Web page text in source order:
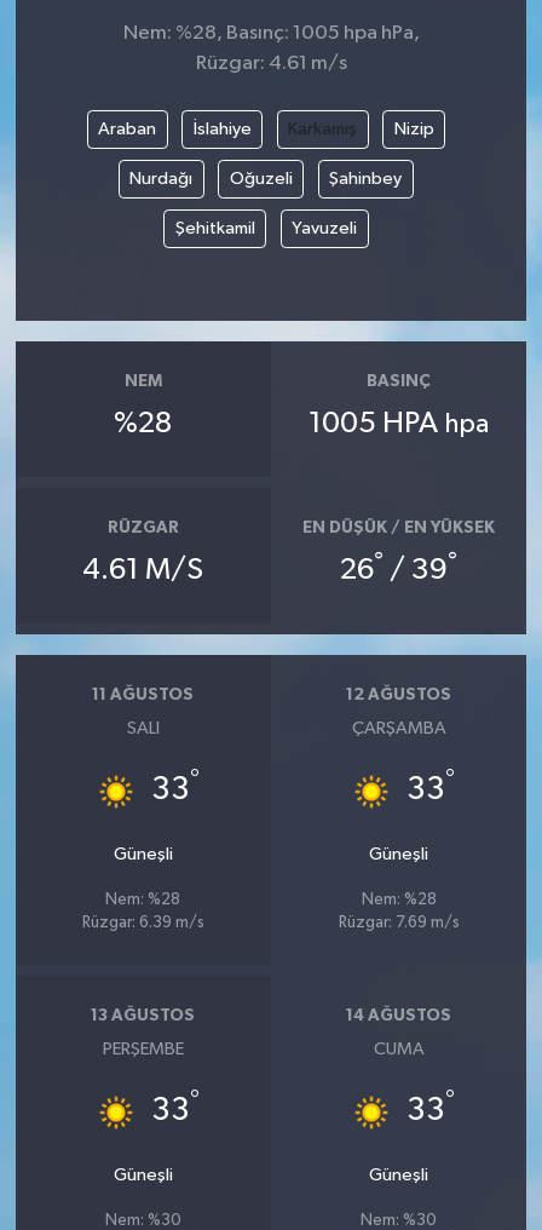
Nem: %28, Basınç: 1005 hpa hPa,
Rüzgar: 4.61 m/s
Araban İslahiye Karkamış Nizip
Nurdağı Oğuzeli Şahinbey
Şehitkamil Yavuzeli
NEM
%28
BASINÇ
1005 HPA hpa
RÜZGAR
4.61 M/S
EN DÜŞÜK / EN YÜKSEK
26° / 39°
11 AĞUSTOS
SALI
33°
Güneşli
Nem: %28
Rüzgar: 6.39 m/s
12 AĞUSTOS
ÇARŞAMBA
33°
Güneşli
Nem: %28
Rüzgar: 7.69 m/s
13 AĞUSTOS
PERŞEMBE
33°
Güneşli
Nem: %30
14 AĞUSTOS
CUMA
33°
Güneşli
Nem: %30